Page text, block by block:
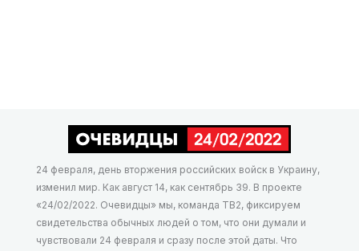
24 февраля, день вторжения российских войск в Украину,
изменил мир. Как август 14, как сентябрь 39. В проекте
«24/02/2022. Очевидцы» мы, команда ТВ2, фиксируем
свидетельства обычных людей о том, что они думали и
чувствовали 24 февраля и сразу после этой даты. Что